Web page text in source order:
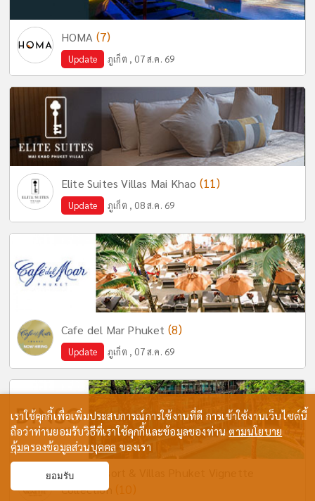
HOMA (7)
Update ภูเก็ต , 07 ส.ค. 69
Elite Suites Villas Mai Khao (11)
Update ภูเก็ต , 08 ส.ค. 69
Cafe del Mar Phuket (8)
Update ภูเก็ต , 07 ส.ค. 69
Dinso Resort & Villas Phuket Vignette
Collection (10)
เราใช้คุกกี้เพื่อเพิ่มประสบการณ์การใช้งานที่ดี การเข้าใช้งานเว็บไซต์นี้
ถือว่าท่านยอมรับวิธีที่เราใช้คุกกี้และข้อมูลของท่านตามนโยบาย
คุ้มครองข้อมูลส่วนบุคคล ของเรา
ยอมรับ